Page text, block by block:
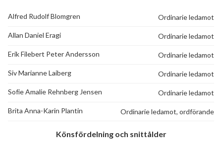
Alfred Rudolf Blomgren Ordinarie ledamot
Allan Daniel Eragi Ordinarie ledamot
Erik Filebert Peter Andersson Ordinarie ledamot
Siv Marianne Laiberg Ordinarie ledamot
Sofie Amalie Rehnberg Jensen Ordinarie ledamot
Brita Anna-Karin Plantin Ordinarie ledamot, ordförande
Könsfördelning och snittålder